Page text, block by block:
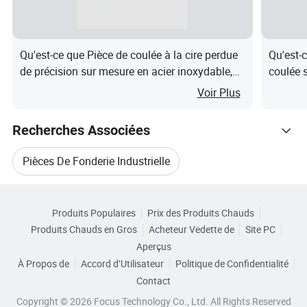
La création de la "pattern"(c.-à-d'une réplique) de la partie
qui est d'être moulé par injection de cire dans une matrice.
Ce processus est également utilisé pour die casting.
La compilation potentiellement plusieurs modèles de cire
dans un ensemble complet connu comme un système de
gating ou " arbre ". Ce formulaire permet de métal fondu à
l'écoulement dans la cavité du moule à un stade ultérieur.
L'immergeant dans l'assemblée dans le lisier en céramique
Qu'est-ce que Pièce de coulée à la cire perdue
de précision sur mesure en acier inoxydable,
bouchon de drainage d'eau en forme de carré
Voir Plus
Qu'est-
coulée
Recherches Associées
Pièces De Fonderie Industrielle
Pièces De Machinerie Forgeage Fonderie
Forge Et Fonderie De Pièces Automobiles
Parcourir par Catégories
Produits Populaires
Prix des Produits Chauds
Produits Chauds en Gros
Acheteur Vedette de
Site PC
Aperçus
À Propos de
Accord d’Utilisateur
Politique de Confidentialité
Contact
Copyright © 2026 Focus Technology Co., Ltd. All Rights Reserved